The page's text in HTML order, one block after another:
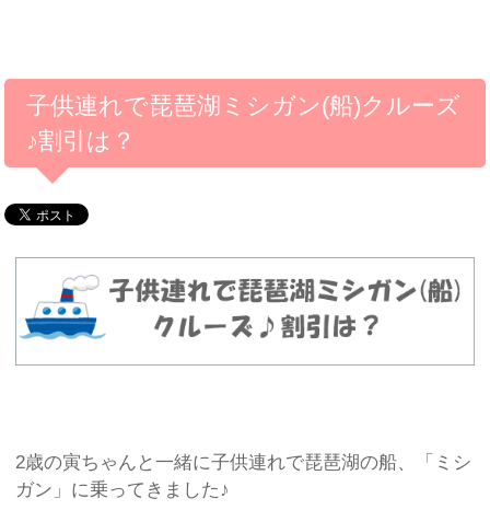
子供連れで琵琶湖ミシガン(船)クルーズ
♪割引は？
2歳の寅ちゃんと一緒に子供連れで琵琶湖の船、「ミシ
ガン」に乗ってきました♪